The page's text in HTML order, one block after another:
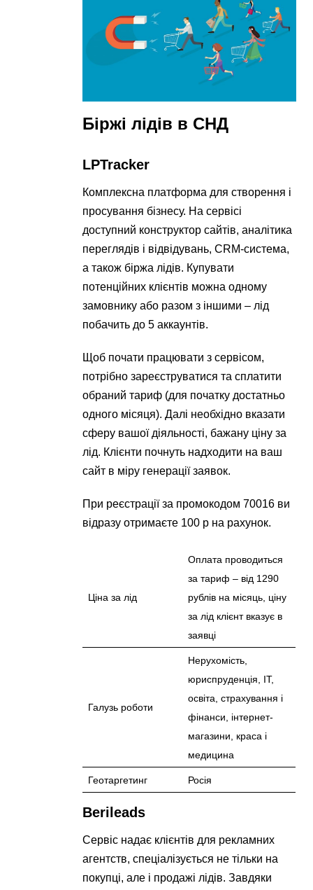
Біржі лідів в СНД
LPTracker
Комплексна платформа для створення і
просування бізнесу. На сервісі
доступний конструктор сайтів, аналітика
переглядів і відвідувань, CRM-система,
а також біржа лідів. Купувати
потенційних клієнтів можна одному
замовнику або разом з іншими – лід
побачить до 5 аккаунтів.
Щоб почати працювати з сервісом,
потрібно зареєструватися та сплатити
обраний тариф (для початку достатньо
одного місяця). Далі необхідно вказати
сферу вашої діяльності, бажану ціну за
лід. Клієнти почнуть надходити на ваш
сайт в міру генерації заявок.
При реєстрації за промокодом 70016 ви
відразу отримаєте 100 р на рахунок.
Ціна за лід
Оплата проводиться
за тариф – від 1290
рублів на місяць, ціну
за лід клієнт вказує в
заявці
Галузь роботи
Нерухомість,
юриспруденція, IT,
освіта, страхування і
фінанси, інтернет-
магазини, краса і
медицина
Геотаргетинг Росія
Berileads
Сервіс надає клієнтів для рекламних
агентств, спеціалізується не тільки на
покупці, але і продажі лідів. Завдяки